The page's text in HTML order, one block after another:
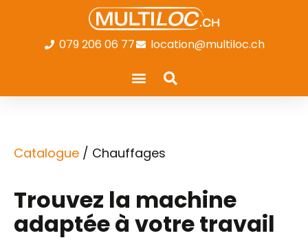
079 206 06 77 location@multiloc.ch
Catalogue / Chauffages
Trouvez la machine
adaptée à votre travail